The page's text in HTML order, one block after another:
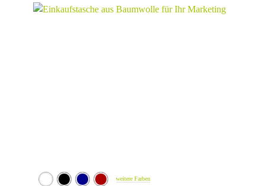
weitere Farben